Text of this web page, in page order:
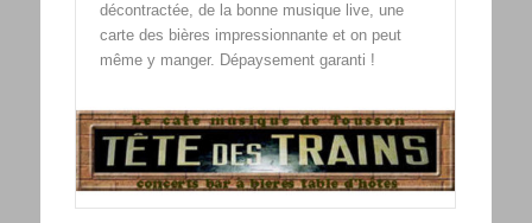
décontractée, de la bonne musique live, une
carte des bières impressionnante et on peut
même y manger. Dépaysement garanti !